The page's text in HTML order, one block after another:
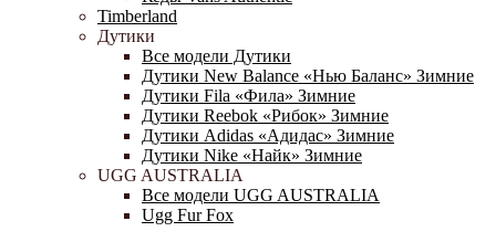
Timberland
Дутики
Все модели Дутики
Дутики New Balance «Нью Баланс» Зимние
Дутики Fila «Фила» Зимние
Дутики Reebok «Рибок» Зимние
Дутики Adidas «Адидас» Зимние
Дутики Nike «Найк» Зимние
UGG AUSTRALIA
Все модели UGG AUSTRALIA
Ugg Fur Fox